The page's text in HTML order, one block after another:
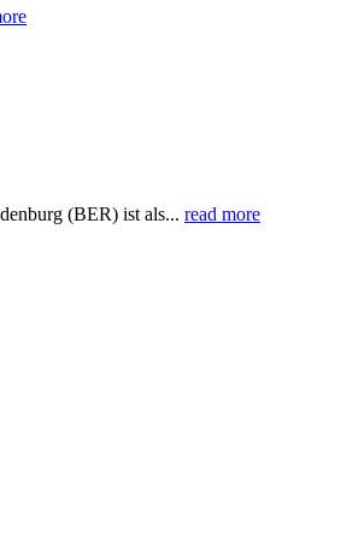
(BER) ist als... read more